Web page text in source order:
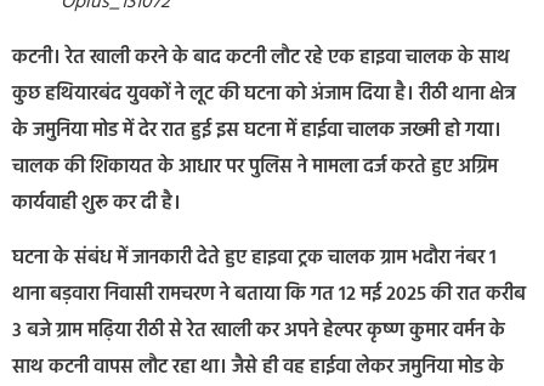
कटनी। रेत खाली करने के बाद कटनी लौट रहे एक हाइवा चालक के साथ
कुछ हथियारबंद युवकों ने लूट की घटना को अंजाम दिया है। रीठी थाना क्षेत्र
के जमुनिया मोड में देर रात हुई इस घटना में हाईवा चालक जख्मी हो गया।
चालक की शिकायत के आधार पर पुलिस ने मामला दर्ज करते हुए अग्रिम
कार्यवाही शुरू कर दी है।
घटना के संबंध में जानकारी देते हुए हाइवा ट्रक चालक ग्राम भदौरा नंबर 1
थाना बड़वारा निवासी रामचरण ने बताया कि गत 12 मई 2025 की रात करीब
3 बजे ग्राम मढ़िया रीठी से रेत खाली कर अपने हेल्पर कृष्ण कुमार वर्मन के
साथ कटनी वापस लौट रहा था। जैसे ही वह हाईवा लेकर जमुनिया मोड के